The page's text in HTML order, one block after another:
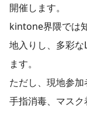
開催します。
kintone界隈では
地入りし、多彩
ます。
ただし、現地参加
手指消毒、マス